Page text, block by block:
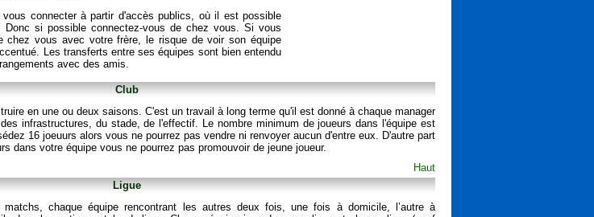
vous connecter à partir d'accès publics, où il est possible
si possible connectez-vous de chez vous. Si vous
chez vous avec votre frère, le risque de voir son équipe
Les transferts entre ses équipes sont bien entendu
avec des amis.
Club
en une ou deux saisons. C'est un travail à long terme qu'il est donné à chaque manager
infrastructures, du stade, de l'effectif. Le nombre minimum de joueurs dans l'équipe est
16 joeuurs alors vous ne pourrez pas vendre ni renvoyer aucun d'entre eux. D'autre part
dans votre équipe vous ne pourrez pas promouvoir de jeune joueur.
Haut
Ligue
chaque équipe rencontrant les autres deux fois, une fois à domicile, l’autre à